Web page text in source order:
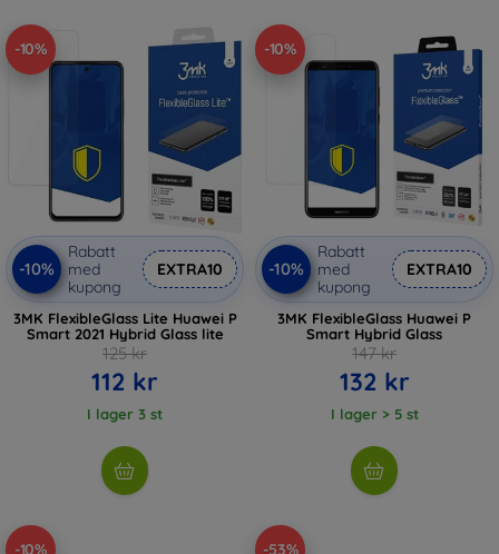
-10%
-10%
Rabatt
med
kupong
EXTRA10
3MK FlexibleGlass Lite Huawei P
Smart 2021 Hybrid Glass lite
125 kr
112 kr
I lager 3 st
-10%
-10%
Rabatt
med
kupong
EXTRA10
3MK FlexibleGlass Huawei P
Smart Hybrid Glass
147 kr
132 kr
I lager > 5 st
-10% -53%